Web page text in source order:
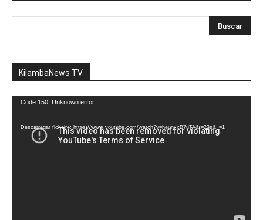
KilambaNews TV
Reprodutor
vídeo
Code 150: Unknown error.
Descarregar ficheiro: https://www.youtube.com/watch?v=heunxxB7uTA&t=22s&_=1